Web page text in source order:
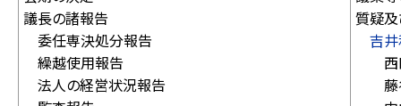
議長の諸報告
委任専決処分報告
繰越使用報告
法人の経営状況報告
質疑
吉
西
藤